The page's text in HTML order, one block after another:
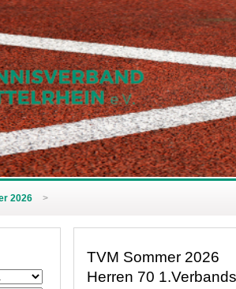
2026 >
TVM Sommer 2026
Herren 70